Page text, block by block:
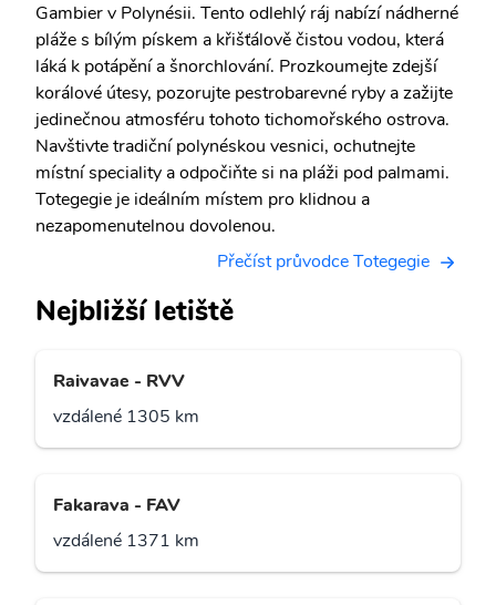
Gambier v Polynésii. Tento odlehlý ráj nabízí nádherné
pláže s bílým pískem a křišťálově čistou vodou, která
láká k potápění a šnorchlování. Prozkoumejte zdejší
korálové útesy, pozorujte pestrobarevné ryby a zažijte
jedinečnou atmosféru tohoto tichomořského ostrova.
Navštivte tradiční polynéskou vesnici, ochutnejte
místní speciality a odpočiňte si na pláži pod palmami.
Totegegie je ideálním místem pro klidnou a
nezapomenutelnou dovolenou.
Přečíst průvodce Totegegie
Nejbližší letiště
Raivavae - RVV
vzdálené 1305 km
Fakarava - FAV
vzdálené 1371 km